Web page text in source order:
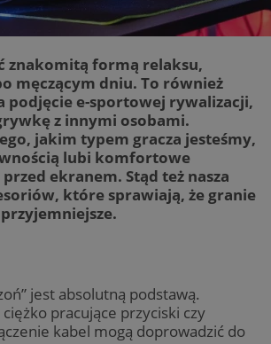
znakomitą formą relaksu,
męczącym dniu. To również
podjęcie e-sportowej rywalizacji,
z innymi osobami.
jakim typem gracza jesteśmy,
lubi komfortowe
ekranem. Stąd też nasza
które sprawiają, że granie
jest absolutną podstawą.
pracujące przyciski czy
kabel mogą doprowadzić do